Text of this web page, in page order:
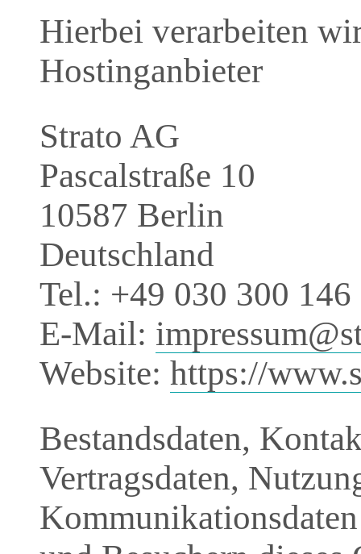
Hierbei verarbeiten
Hostinganbieter
Strato AG
Pascalstraße 10
10587 Berlin
Deutschland
Tel.: +49 030 300 146
E-Mail:
Website: https://
Bestandsdaten,
Vertragsdaten,